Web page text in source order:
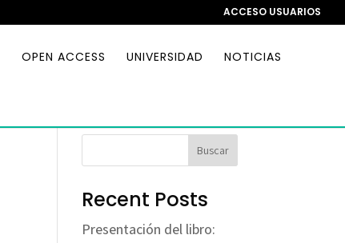
ACCESO USUARIOS
OPEN ACCESS UNIVERSIDAD NOTICIAS
Buscar
Recent Posts
Presentación del libro: